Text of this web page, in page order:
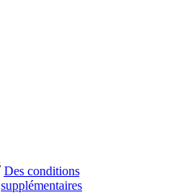
Des conditions
supplémentaires